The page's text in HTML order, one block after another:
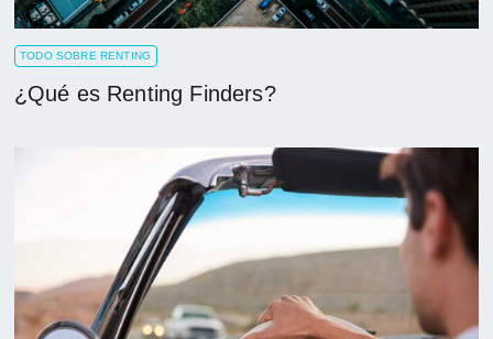
TODO SOBRE RENTING
¿Qué es Renting Finders?